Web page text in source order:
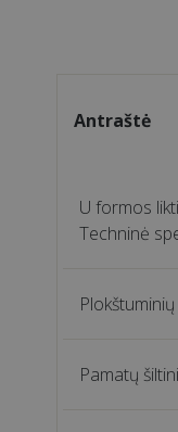
Antraštė
U formos
Techninė
Pamatų